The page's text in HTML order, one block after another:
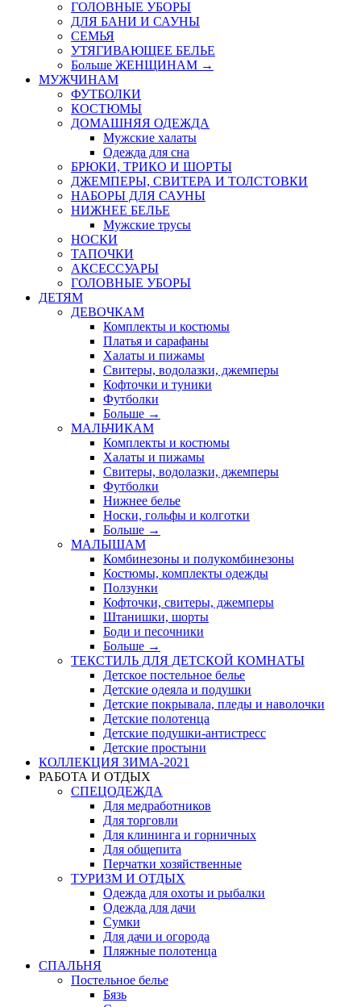
ГОЛОВНЫЕ УБОРЫ
ДЛЯ БАНИ И САУНЫ
СЕМЬЯ
УТЯГИВАЮЩЕЕ БЕЛЬЕ
Больше ЖЕНЩИНАМ →
МУЖЧИНАМ
ФУТБОЛКИ
КОСТЮМЫ
ДОМАШНЯЯ ОДЕЖДА
Мужские халаты
Одежда для сна
БРЮКИ, ТРИКО И ШОРТЫ
ДЖЕМПЕРЫ, СВИТЕРА И ТОЛСТОВКИ
НАБОРЫ ДЛЯ САУНЫ
НИЖНЕЕ БЕЛЬЕ
Мужские трусы
НОСКИ
ТАПОЧКИ
АКСЕССУАРЫ
ГОЛОВНЫЕ УБОРЫ
ДЕТЯМ
ДЕВОЧКАМ
Комплекты и костюмы
Платья и сарафаны
Халаты и пижамы
Свитеры, водолазки, джемперы
Кофточки и туники
Футболки
Больше →
МАЛЬЧИКАМ
Комплекты и костюмы
Халаты и пижамы
Свитеры, водолазки, джемперы
Футболки
Нижнее белье
Носки, гольфы и колготки
Больше →
МАЛЫШАМ
Комбинезоны и полукомбинезоны
Костюмы, комплекты одежды
Ползунки
Кофточки, свитеры, джемперы
Штанишки, шорты
Боди и песочники
Больше →
ТЕКСТИЛЬ ДЛЯ ДЕТСКОЙ КОМНАТЫ
Детское постельное белье
Детские одеяла и подушки
Детские покрывала, пледы и наволочки
Детские полотенца
Детские подушки-антистресс
Детские простыни
КОЛЛЕКЦИЯ ЗИМА-2021
РАБОТА И ОТДЫХ
СПЕЦОДЕЖДА
Для медработников
Для торговли
Для клининга и горничных
Для общепита
Перчатки хозяйственные
ТУРИЗМ И ОТДЫХ
Одежда для охоты и рыбалки
Одежда для дачи
Сумки
Для дачи и огорода
Пляжные полотенца
СПАЛЬНЯ
Постельное белье
Бязь